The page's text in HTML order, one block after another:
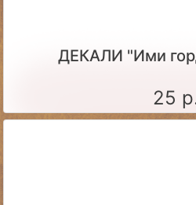
ДЕКАЛИ "Ими
25